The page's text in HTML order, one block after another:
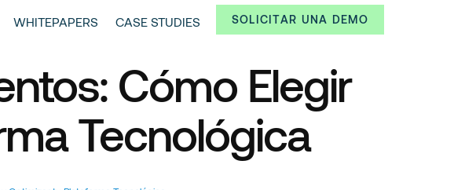
SOLICITAR UNA DEMO
WHITEPAPERS CASE STUDIES
Cómo Elegir
Tecnológica